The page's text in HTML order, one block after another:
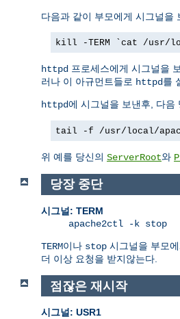
다음과 같이 부모에게 시그널을
kill -TERM `cat /usr/
httpd 프로세스에게 시그널을
러나 이 아규먼트들로 httpd를
httpd에 시그널을 보낸후, 다음
tail -f /usr/local/
위 예를 당신의 ServerRoot와
당장 중단
시그널: TERM
apache2ctl -k stop
TERM이나 stop 시그널을 부모
더 이상 요청을 받지않는다.
점잖은 재시작
시그널: USR1